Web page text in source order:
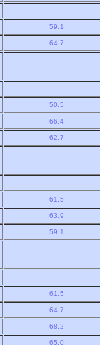
59.1
64.7
50.5
66.4
62.7
61.5
63.9
59.1
61.5
64.7
68.2
65.0